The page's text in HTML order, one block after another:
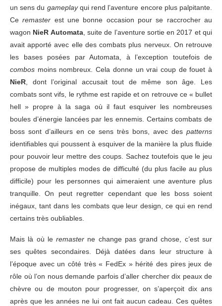
un sens du gameplayqui rend l’aventure encore plus palpitante.
Ceremaster est une bonne occasion pour se raccrocher au
wagon NieR Automata, suite de l’aventure sortie en 2017 et qui
avait apporté avec elle des combats plus nerveux. On retrouve
les bases posées par Automata, à l’exception toutefois de
combos moins nombreux. Cela donne un vrai coup de fouet à
NieR, dont l’original accusait tout de même son âge. Les
combats sont vifs, le rythme est rapide et on retrouve ce « bullet
hell » propre à la saga où il faut esquiver les nombreuses
boules d’énergie lancées par les ennemis. Certains combats de
boss sont d’ailleurs en ce sens très bons, avec des patterns
identifiables qui poussent à esquiver de la manière la plus fluide
pour pouvoir leur mettre des coups. Sachez toutefois que le jeu
propose de multiples modes de difficulté (du plus facile au plus
difficile) pour les personnes qui aimeraient une aventure plus
tranquille. On peut regretter cependant que les boss soient
inégaux, tant dans les combats que leur design, ce qui en rend
certains très oubliables.
Mais là où leremaster ne change pas grand chose, c’est sur
ses quêtes secondaires. Déjà datées dans leur structure à
l’époque avec un côté très « FedEx » hérité des pires jeux de
rôle où l’on nous demande parfois d’aller chercher dix peaux de
chèvre ou de mouton pour progresser, on s’aperçoit dix ans
après que les années ne lui ont fait aucun cadeau. Ces quêtes